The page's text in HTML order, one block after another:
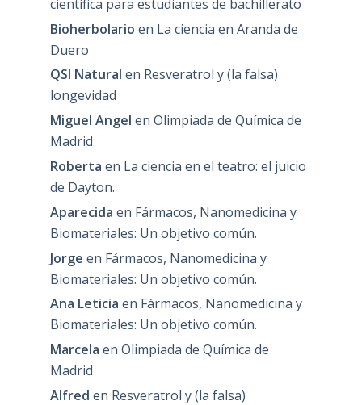
científica para estudiantes de bachillerato
Bioherbolario en La ciencia en Aranda de
Duero
QSI Natural en Resveratrol y (la falsa)
longevidad
Miguel Angel en Olimpiada de Química de
Madrid
Roberta en La ciencia en el teatro: el juicio
de Dayton.
Aparecida en Fármacos, Nanomedicina y
Biomateriales: Un objetivo común.
Jorge en Fármacos, Nanomedicina y
Biomateriales: Un objetivo común.
Ana Leticia en Fármacos, Nanomedicina y
Biomateriales: Un objetivo común.
Marcela en Olimpiada de Química de
Madrid
Alfred en Resveratrol y (la falsa)